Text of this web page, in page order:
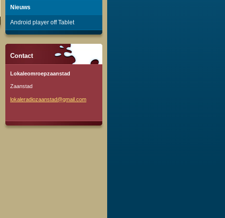
Nieuws
Android player off Tablet
Contact
Lokaleomroepzaanstad
Zaanstad
lokaleradiozaanstad@gmail.com